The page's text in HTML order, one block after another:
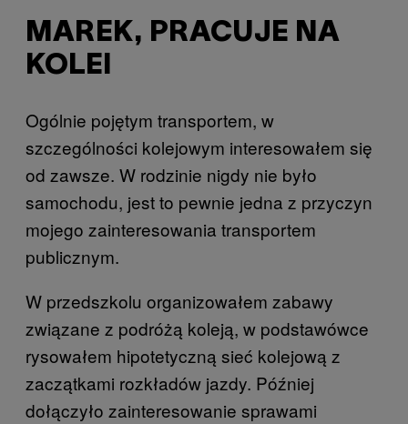
MAREK, PRACUJE NA
KOLEI
Ogólnie pojętym transportem, w
szczególności kolejowym interesowałem się
od zawsze. W rodzinie nigdy nie było
samochodu, jest to pewnie jedna z przyczyn
mojego zainteresowania transportem
publicznym.
W przedszkolu organizowałem zabawy
związane z podróżą koleją, w podstawówce
rysowałem hipotetyczną sieć kolejową z
zaczątkami rozkładów jazdy. Później
dołączyło zainteresowanie sprawami